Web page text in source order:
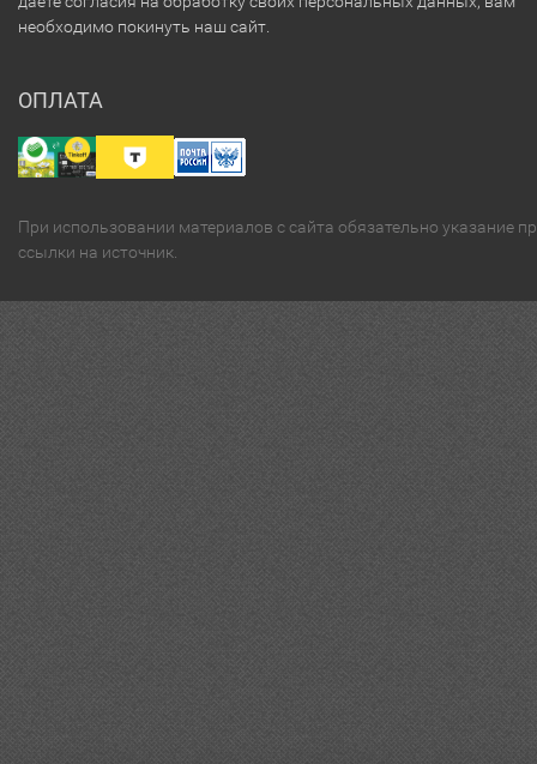
необходимо покинуть наш сайт.
ОПЛАТА
При использовании материалов с сайта обязательно указание
ссылки на источник.